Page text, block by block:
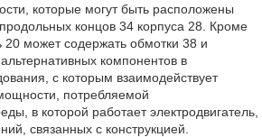
которые могут быть расположены
концов 34 корпуса 28. Кроме
20 может содержать обмотки 38 и
компонентов в
с которым взаимодействует
потребляемой
в которой работает электродвигатель,
связанных с конструкцией.